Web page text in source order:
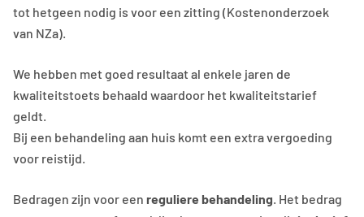
tot hetgeen nodig is voor een zitting (Kostenonderzoek
van NZa).
We hebben met goed resultaat al enkele jaren de
kwaliteitstoets behaald waardoor het kwaliteitstarief
geldt.
Bij een behandeling aan huis komt een extra vergoeding
voor reistijd.
Bedragen zijn voor een reguliere behandeling. Het bedrag